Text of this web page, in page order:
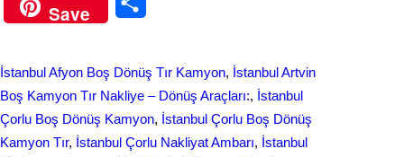
c
o
o
n
d
Save
r
e
İstanbul Afyon Boş Dönüş Tır Kamyon, İstanbul Artvin
Boş Kamyon Tır Nakliye – Dönüş Araçları:, İstanbul
Çorlu Boş Dönüş Kamyon, İstanbul Çorlu Boş Dönüş
Kamyon Tır, İstanbul Çorlu Nakliyat Ambarı, İstanbul